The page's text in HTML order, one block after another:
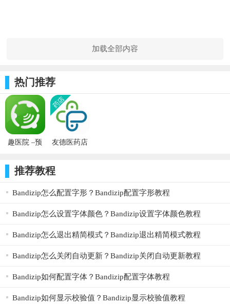
加载全部内容
热门推荐
趣医院 –预
2.6.84_ios软
件
友德医药店
推荐教程
Bandizip怎么配置字形？Bandizip配置字形教程
Bandizip怎么设置字体颜色？Bandizip设置字体颜色教程
Bandizip怎么退出精简模式？Bandizip退出精简模式教程
Bandizip怎么关闭自动更新？Bandizip关闭自动更新教程
Bandizip如何配置字体？Bandizip配置字体教程
Bandizip如何显示校验值？Bandizip显示校验值教程